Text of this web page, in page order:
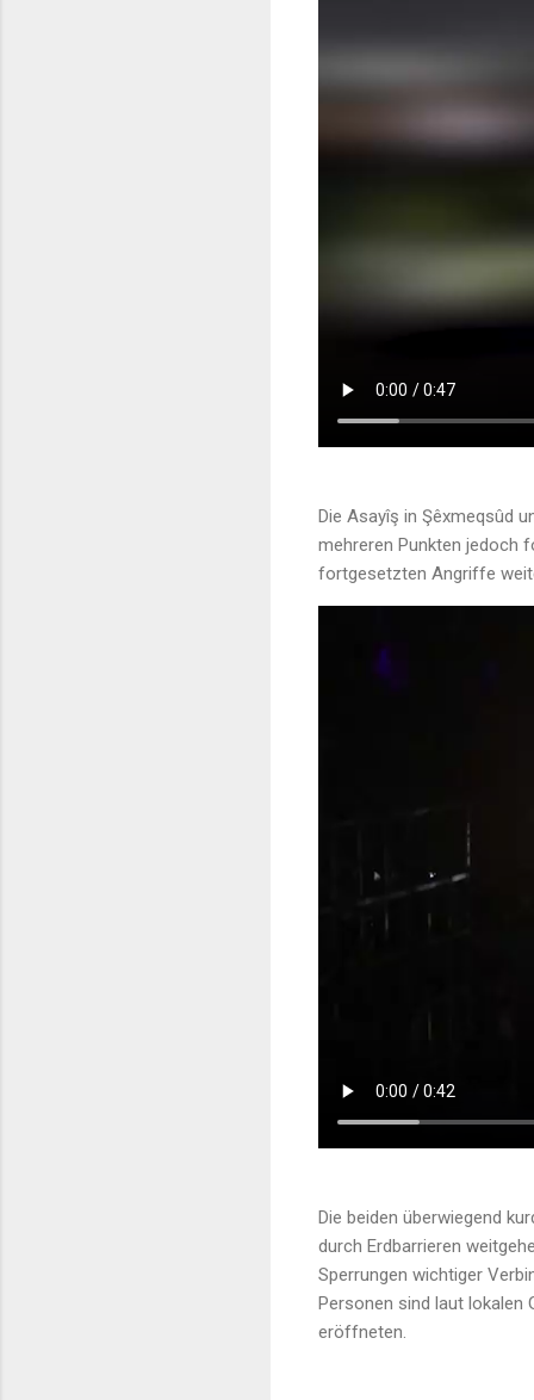
Die Asayîş in Şêxmeqsûd
mehreren Punkten jedoch
fortgesetzten Angriffe
Die beiden überwiegend
durch Erdbarrieren
Sperrungen wichtiger
Personen sind laut lokalen
eröffneten.